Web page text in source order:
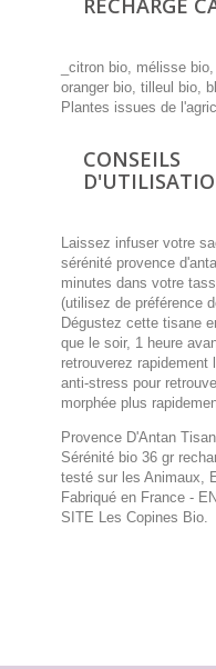
RECHARGE
_citron bio, mélisse
oranger bio, tilleul bio,
Plantes issues de
CONSEILS
Laissez infuser votre
sérénité provence
minutes dans votre
(utilisez de préférence
Dégustez cette tisane
que le soir, 1 heure
retrouverez rapidement
anti-stress pour
morphée plus
Provence D'Antan
Sérénité bio 36 gr
testé sur les Animaux,
Fabriqué en France -
SITE Les Copines Bio.